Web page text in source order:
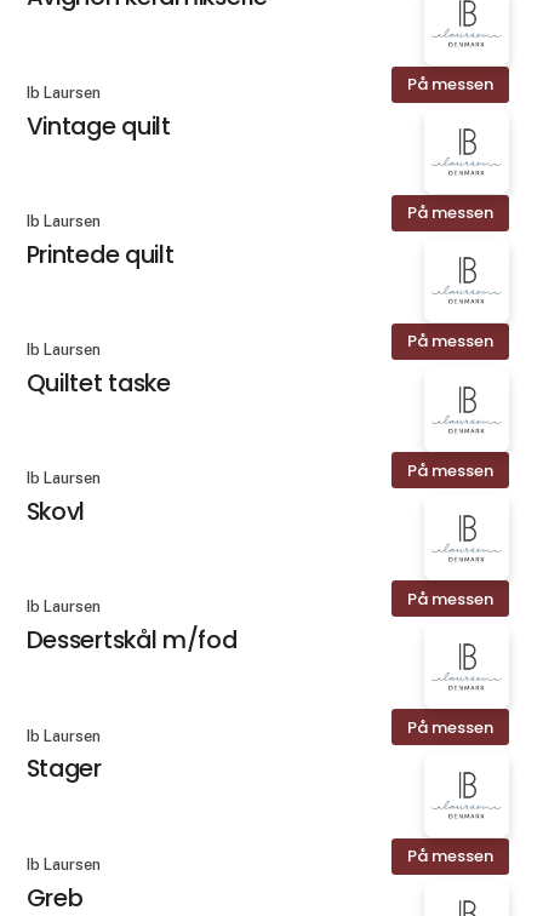
På messen
Ib Laursen
Vintage quilt
På messen
Ib Laursen
Printede quilt
På messen
Ib Laursen
Quiltet taske
På messen
Ib Laursen
Skovl
På messen
Ib Laursen
Dessertskål m/fod
På messen
Ib Laursen
Stager
På messen
Ib Laursen
Greb